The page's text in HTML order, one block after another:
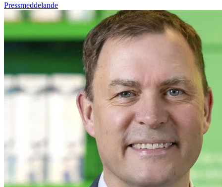
Pressmeddelande